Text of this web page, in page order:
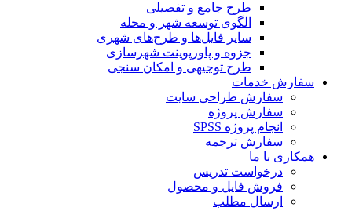
طرح جامع و تفصیلی
الگوی توسعه شهر و محله
سایر فایل‌ها و طرح‌های شهری
جزوه و پاورپوینت شهرسازی
طرح توجیهی و امکان سنجی
سفارش خدمات
سفارش طراحی سایت
سفارش پروژه
انجام پروژه SPSS
سفارش ترجمه
همکاری با ما
درخواست تدریس
فروش فایل و محصول
ارسال مطلب